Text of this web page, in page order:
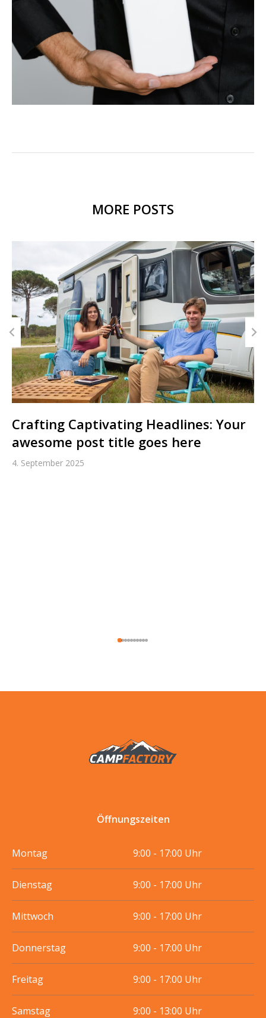
MORE POSTS
Crafting Captivating Headlines: Your
awesome post title goes here
4. September 2025
Öffnungszeiten
Montag 9:00 - 17:00 Uhr
Dienstag 9:00 - 17:00 Uhr
Mittwoch 9:00 - 17:00 Uhr
Donnerstag 9:00 - 17:00 Uhr
Freitag 9:00 - 17:00 Uhr
Samstag 9:00 - 13:00 Uhr